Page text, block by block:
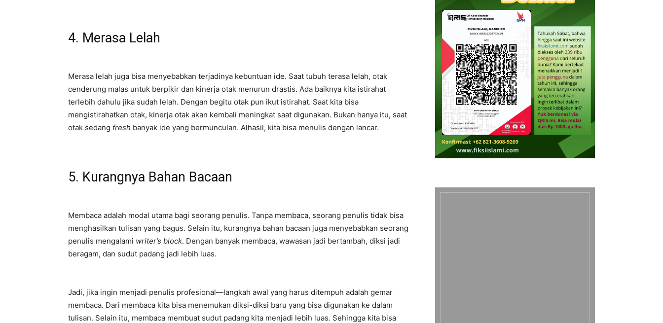
4. Merasa Lelah
Merasa lelah juga bisa menyebabkan terjadinya kebuntuan ide. Saat tubuh terasa lelah, otak
cenderung malas untuk berpikir dan kinerja otak menurun drastis. Ada baiknya kita istirahat
terlebih dahulu jika sudah lelah. Dengan begitu otak pun ikut istirahat. Saat kita bisa
mengistirahatkan otak, kinerja otak akan kembali meningkat saat digunakan. Bukan hanya itu, saat
otak sedang fresh banyak ide yang bermunculan. Alhasil, kita bisa menulis dengan lancar.
5. Kurangnya Bahan Bacaan
Membaca adalah modal utama bagi seorang penulis. Tanpa membaca, seorang penulis tidak bisa
menghasilkan tulisan yang bagus. Selain itu, kurangnya bahan bacaan juga menyebabkan seorang
penulis mengalami writer’s block. Dengan banyak membaca, wawasan jadi bertambah, diksi jadi
beragam, dan sudut padang jadi lebih luas.
Jadi, jika ingin menjadi penulis profesional—langkah awal yang harus ditempuh adalah gemar
membaca. Dari membaca kita bisa menemukan diksi-diksi baru yang bisa digunakan ke dalam
tulisan. Selain itu, membaca membuat sudut padang kita menjadi lebih luas. Sehingga kita bisa